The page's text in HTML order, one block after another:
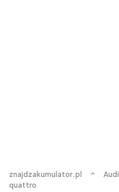
znajdzakumulator.pl Audi
quattro